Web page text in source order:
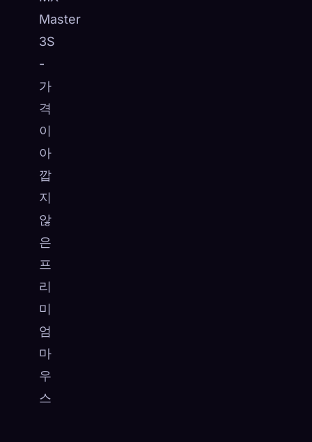
Master
3S
-
가
격
이
아
깝
지
않
은
프
리
미
엄
마
우
스